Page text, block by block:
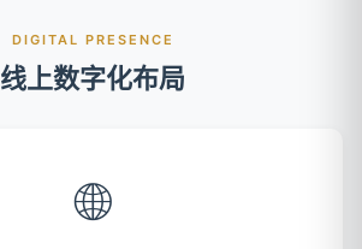
DIGITAL PRESENCE
线上数字化布局
🌐